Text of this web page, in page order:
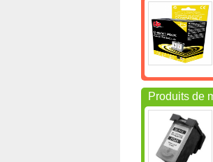
Produits de